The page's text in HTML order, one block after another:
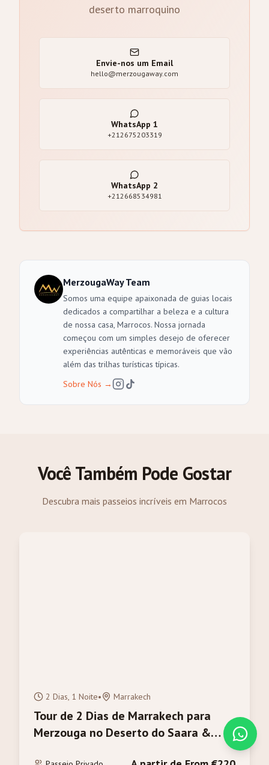
deserto marroquino
Envie-nos um Email
hello@merzougaway.com
WhatsApp 1
+212675203319
WhatsApp 2
+212668534981
MerzougaWay Team
Somos uma equipe apaixonada de guias locais
dedicados a compartilhar a beleza e a cultura
de nossa casa, Marrocos. Nossa jornada
começou com um simples desejo de oferecer
experiências autênticas e memoráveis que vão
além das trilhas turísticas típicas.
Sobre Nós →
Você Também Pode Gostar
Descubra mais passeios incríveis em Marrocos
2 Dias, 1 Noite• Marrakech
Tour de 2 Dias de Marrakech para
Merzouga no Deserto do Saara &